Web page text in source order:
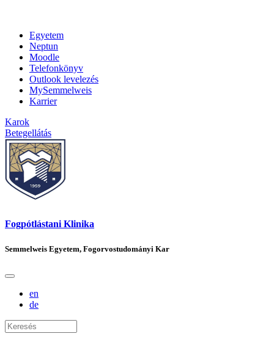
Egyetem
Neptun
Moodle
Telefonkönyv
Outlook levelezés
MySemmelweis
Karrier
Karok
Betegellátás
Fogpótlástani Klinika
Semmelweis Egyetem, Fogorvostudományi Kar
en
de